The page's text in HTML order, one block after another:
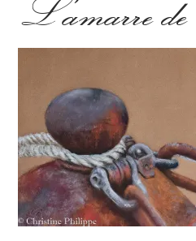
L’amarre